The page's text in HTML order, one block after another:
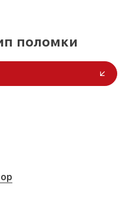
поломки